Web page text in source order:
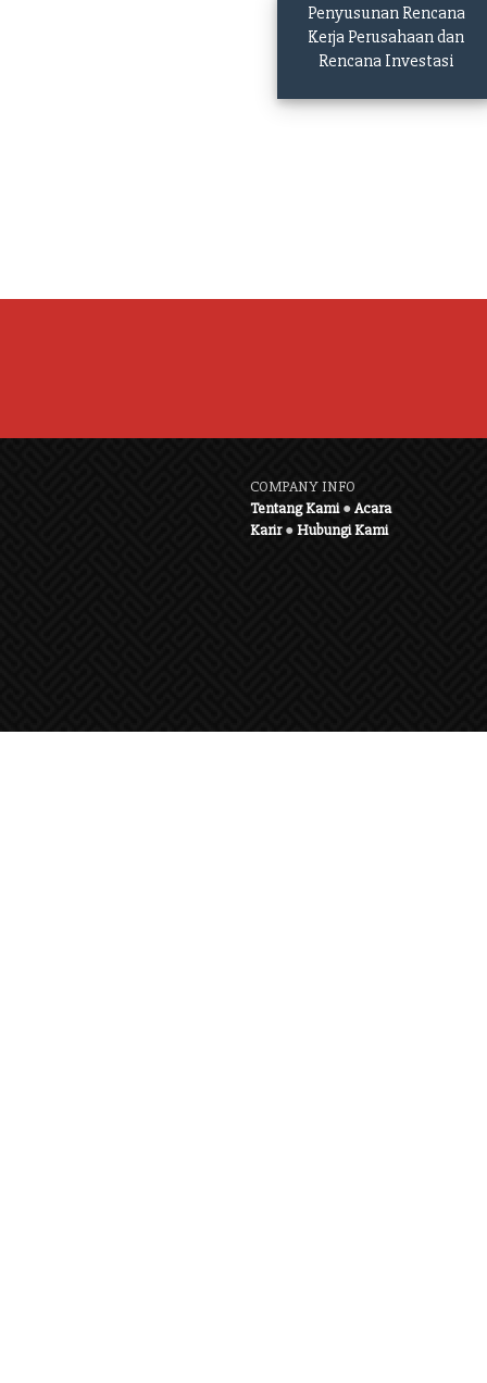
Penyusunan Rencana
Kerja Perusahaan dan
Rencana Investasi
COMPANY INFO
Tentang Kami●Acara
Karir●Hubungi Kami